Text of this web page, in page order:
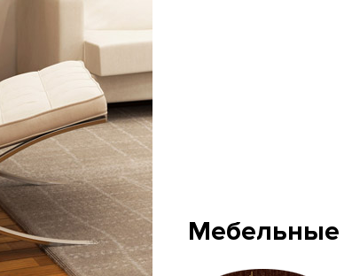
Мебельные